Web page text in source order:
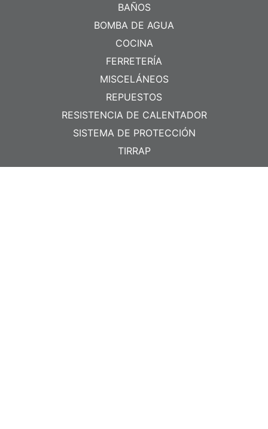
BAÑOS
BOMBA DE AGUA
COCINA
FERRETERÍA
MISCELÁNEOS
REPUESTOS
RESISTENCIA DE CALENTADOR
SISTEMA DE PROTECCIÓN
TIRRAP